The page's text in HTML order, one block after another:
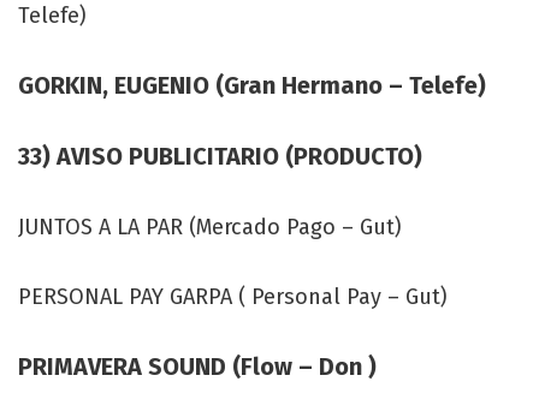
Telefe)
GORKIN, EUGENIO (Gran Hermano – Telefe)
33) AVISO PUBLICITARIO (PRODUCTO)
JUNTOS A LA PAR (Mercado Pago – Gut)
PERSONAL PAY GARPA ( Personal Pay – Gut)
PRIMAVERA SOUND (Flow – Don )